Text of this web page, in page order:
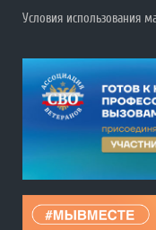
Условия использования